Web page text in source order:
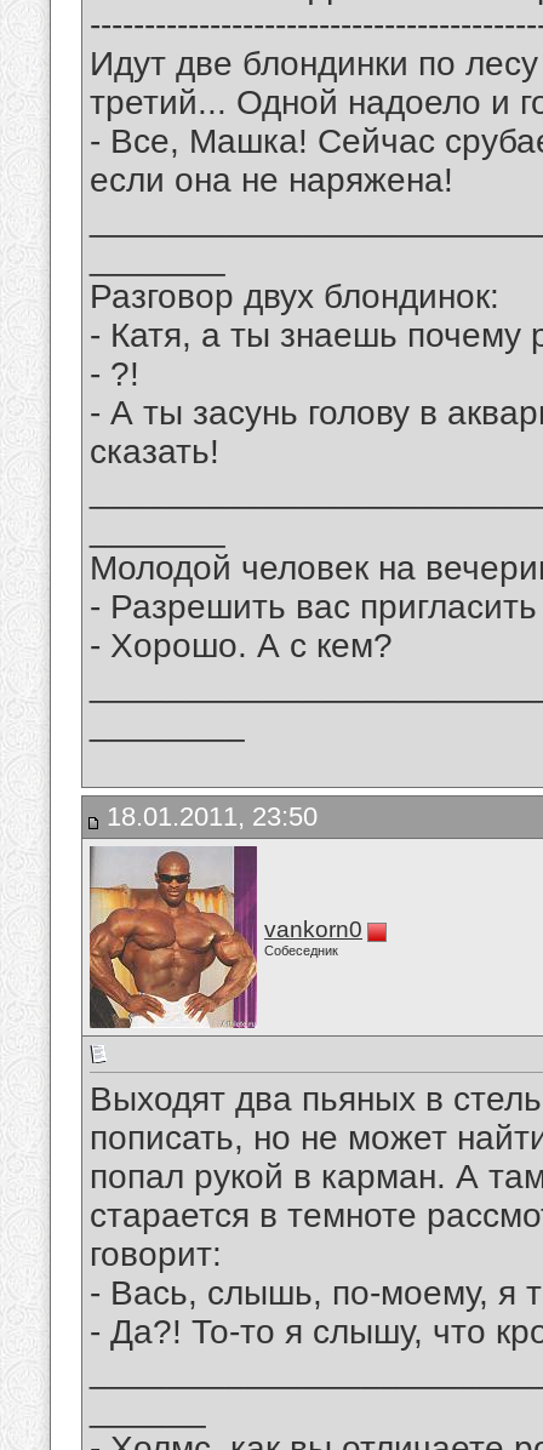
Идут две блондинки по
третий... Одной надоело и
- Все, Машка! Сейчас
если она не наряжена!
Разговор двух блондинок:
- Катя, а ты знаешь почему
- ?!
- А ты засунь голову в
сказать!
Молодой человек на
- Разрешить вас
- Хорошо. А с кем?
18.01.2011, 23:50
vankorn0
Собеседник
Выходят два пьяных в
пописать, но не может
попал рукой в карман. А
старается в темноте
говорит:
- Вась, слышь, по-моему, я
- Да?! То-то я слышу, что